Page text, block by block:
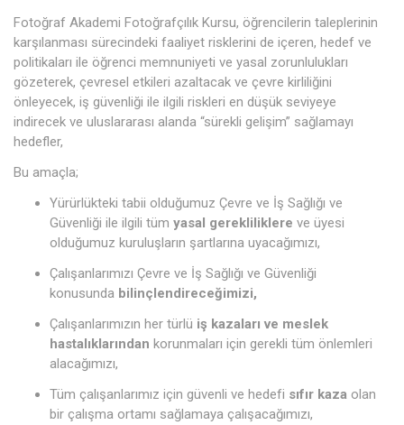
Fotoğraf Akademi Fotoğrafçılık Kursu, öğrencilerin taleplerinin
karşılanması sürecindeki faaliyet risklerini de içeren, hedef ve
politikaları ile öğrenci memnuniyeti ve yasal zorunlulukları
gözeterek, çevresel etkileri azaltacak ve çevre kirliliğini
önleyecek, iş güvenliği ile ilgili riskleri en düşük seviyeye
indirecek ve uluslararası alanda “sürekli gelişim” sağlamayı
hedefler,
Bu amaçla;
Yürürlükteki tabii olduğumuz Çevre ve İş Sağlığı ve
Güvenliği ile ilgili tüm yasal gerekliliklere ve üyesi
olduğumuz kuruluşların şartlarına uyacağımızı,
Çalışanlarımızı Çevre ve İş Sağlığı ve Güvenliği
konusunda bilinçlendireceğimizi,
Çalışanlarımızın her türlü iş kazaları ve meslek
hastalıklarından korunmaları için gerekli tüm önlemleri
alacağımızı,
Tüm çalışanlarımız için güvenli ve hedefi sıfır kaza olan
bir çalışma ortamı sağlamaya çalışacağımızı,